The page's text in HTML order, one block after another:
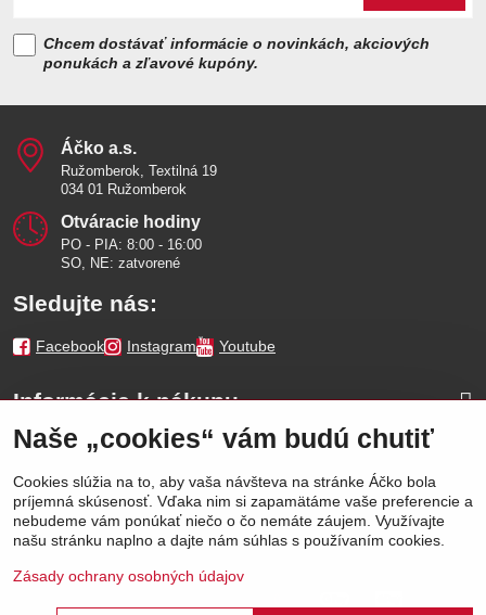
Chcem dostávať informácie o novinkách, akciových
ponukách a zľavové kupóny.
Áčko a​.s​.
Ružomberok, Textilná 19
034 01 Ružomberok
Otváracie hodiny
PO - PIA: 8:00 - 16:00
SO, NE: zatvorené
Sledujte nás:
Facebook Instagram Youtube
Informácie k nákupu
Naše značky
Výhody
Naše „cookies“ vám budú chutiť
Cookies slúžia na to, aby vaša návšteva na stránke Áčko bola
príjemná skúsenosť. Vďaka nim si zapamätáme vaše preferencie a
nebudeme vám ponúkať niečo o čo nemáte záujem. Využívajte
našu stránku naplno a dajte nám súhlas s používaním cookies.
Zásady ochrany osobných údajov